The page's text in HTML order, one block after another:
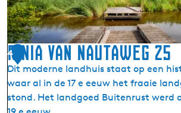
t
j
e
s
b
r
u
g
e
t
4
Rinia van Nautaweg 25
Dit moderne landhuis staat op een
waar al in de 17 e eeuw het fraaie
stond. Het landgoed Buitenrust werd